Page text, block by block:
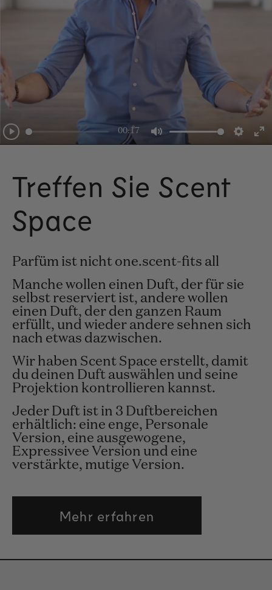
Play
00:17
Mute
Treffen Sie Scent
Space
Parfüm ist nicht one.scent-fits all
Manche wollen einen Duft, der für sie
selbst reserviert ist, andere wollen
einen Duft, der den ganzen Raum
erfüllt, und wieder andere sehnen sich
nach etwas dazwischen.
Wir haben Scent Space erstellt, damit
du deinen Duft auswählen und seine
Projektion kontrollieren kannst.
Jeder Duft ist in 3 Duftbereichen
erhältlich: eine enge, Personale
Version, eine ausgewogene,
Expressivee Version und eine
verstärkte, mutige Version.
Mehr erfahren